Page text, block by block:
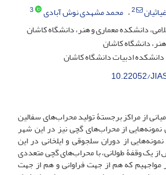
2 محمد مشهدی نوش آبادی
3
دانشکده معماری و هنر، دانشگاه کاشان
دانشگاه کاشان
دانشکده ادبیات دانشگاه کاشان
10.22052/
از مراکز برجستۀ تولید محراب‌های سفالین
از محراب‌های گچی نیز در این شهر
از دوران سلجوقی و ایلخانی در این
از یک وقفۀ طولانی، با محراب‌های گچی متعددی
مواجهیم که هم از جهت فراوانی و هم از جهت